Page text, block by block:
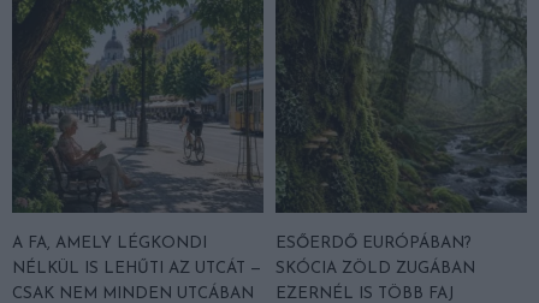
A FA, AMELY LÉGKONDI
NÉLKÜL IS LEHŰTI AZ UTCÁT —
CSAK NEM MINDEN UTCÁBAN
ESŐERDŐ EURÓPÁBAN?
SKÓCIA ZÖLD ZUGÁBAN
EZERNÉL IS TÖBB FAJ